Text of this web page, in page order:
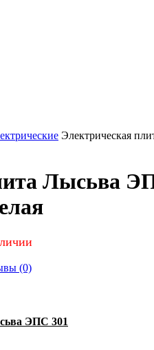
Электрическая
Лысьва
(0)
ЭПС 301